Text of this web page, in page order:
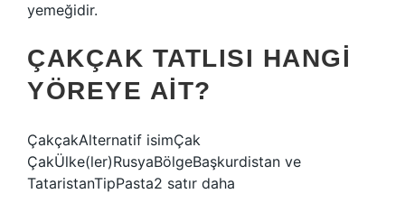
yemeğidir.
ÇAKÇAK TATLISI HANGI
YÖREYE AIT?
ÇakçakAlternatif isimÇak
ÇakÜlke(ler)RusyaBölgeBaşkurdistan ve
TataristanTipPasta2 satır daha